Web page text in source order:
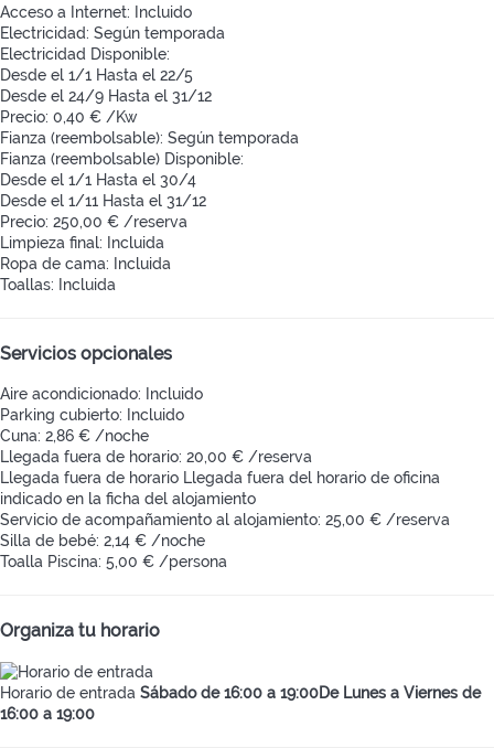
Acceso a Internet: Incluido
Electricidad: Según temporada
Electricidad Disponible:
Desde el 1/1 Hasta el 22/5
Desde el 24/9 Hasta el 31/12
Precio: 0,40 € /Kw
Fianza (reembolsable): Según temporada
Fianza (reembolsable) Disponible:
Desde el 1/1 Hasta el 30/4
Desde el 1/11 Hasta el 31/12
Precio: 250,00 € /reserva
Limpieza final: Incluida
Ropa de cama: Incluida
Toallas: Incluida
Servicios opcionales
Aire acondicionado: Incluido
Parking cubierto: Incluido
Cuna: 2,86 € /noche
Llegada fuera de horario: 20,00 € /reserva
Llegada fuera de horario Llegada fuera del horario de oficina
indicado en la ficha del alojamiento
Servicio de acompañamiento al alojamiento: 25,00 € /reserva
Silla de bebé: 2,14 € /noche
Toalla Piscina: 5,00 € /persona
Organiza tu horario
Horario de entrada Sábado de 16:00 a 19:00De Lunes a Viernes de
16:00 a 19:00